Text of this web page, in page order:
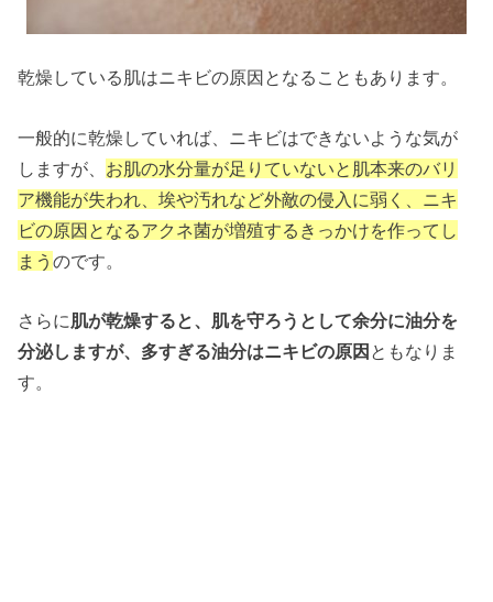
乾燥している肌はニキビの原因となることもあります。
一般的に乾燥していれば、ニキビはできないような気が
しますが、 お肌の水分量が足りていないと肌本来のバリ
ア機能が失われ、埃や汚れなど外敵の侵入に弱く、ニキ
ビの原因となるアクネ菌が増殖するきっかけを作ってし
まうのです。
さらに肌が乾燥すると、肌を守ろうとして余分に油分を
分泌しますが、多すぎる油分はニキビの原因 ともなりま
す。